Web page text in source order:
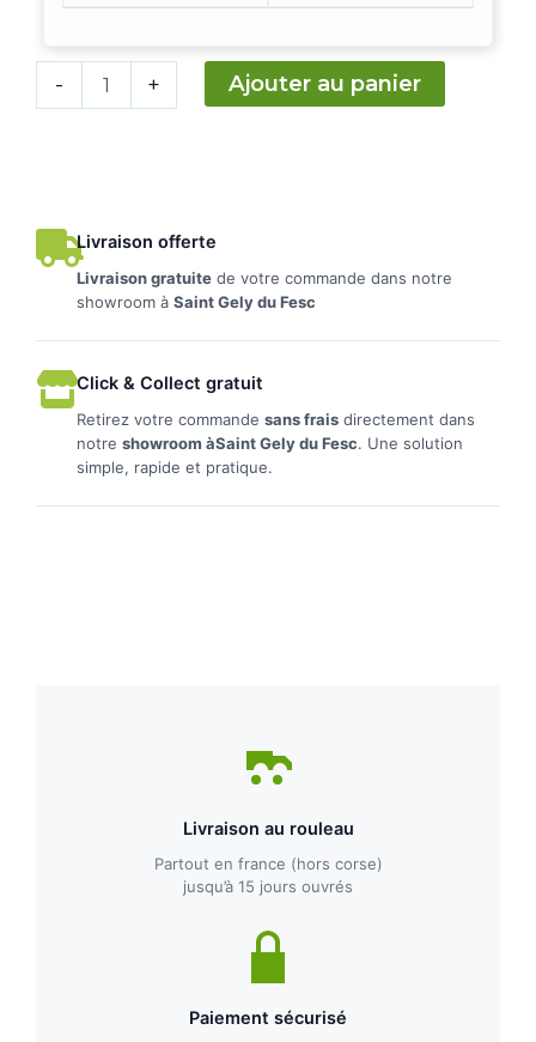
- + Ajouter au panier
Livraison offerte
Livraison gratuite de votre commande dans notre
showroom à Saint Gely du Fesc
Click & Collect gratuit
Retirez votre commande sans frais directement dans
notre showroom àSaint Gely du Fesc. Une solution
simple, rapide et pratique.
Livraison au rouleau
Partout en france (hors corse)
jusqu’à 15 jours ouvrés
Paiement sécurisé